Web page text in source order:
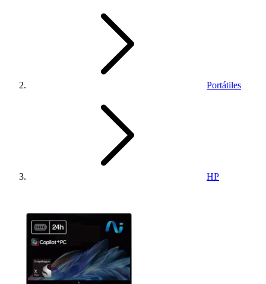
Portátiles
HP